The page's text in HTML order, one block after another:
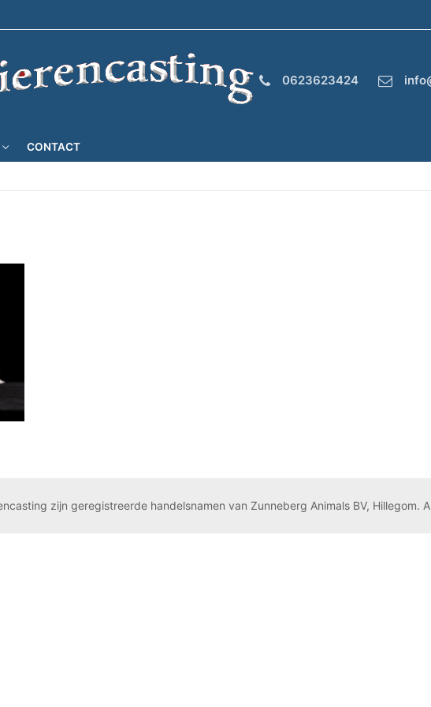
0623623424
CONTACT
zijn geregistreerde handelsnamen van Zunneberg Animals BV, Hillegom.